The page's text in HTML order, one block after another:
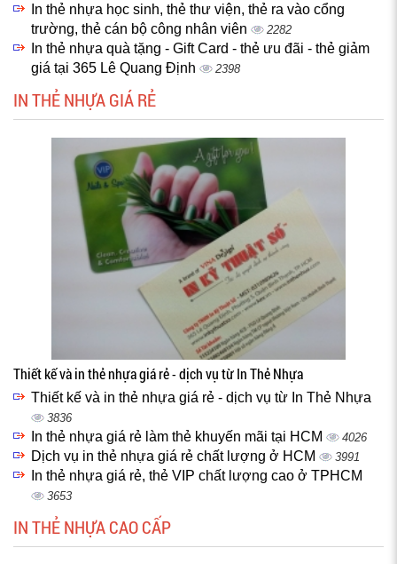
In thẻ nhựa học sinh, thẻ thư viện, thẻ ra vào cổng
trường, thẻ cán bộ công nhân viên
2282
In thẻ nhựa quà tặng - Gift Card - thẻ ưu đãi - thẻ giảm
giá tại 365 Lê Quang Định
2398
IN THẺ NHỰA GIÁ RẺ
Thiết kế và in thẻ nhựa giá rẻ - dịch vụ từ In Thẻ Nhựa
Thiết kế và in thẻ nhựa giá rẻ - dịch vụ từ In Thẻ Nhựa
3836
In thẻ nhựa giá rẻ làm thẻ khuyến mãi tại HCM 4026
Dịch vụ in thẻ nhựa giá rẻ chất lượng ở HCM 3991
In thẻ nhựa giá rẻ, thẻ VIP chất lượng cao ở TPHCM
3653
IN THẺ NHỰA CAO CẤP